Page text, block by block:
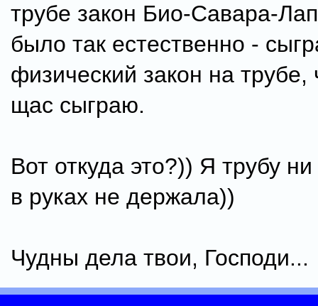
трубе закон Био-Савара-
было так естественно -
физический закон на трубе,
щас сыграю.
Вот откуда это?)) Я трубу
в руках не держала))
Чудны дела твои, Господи...